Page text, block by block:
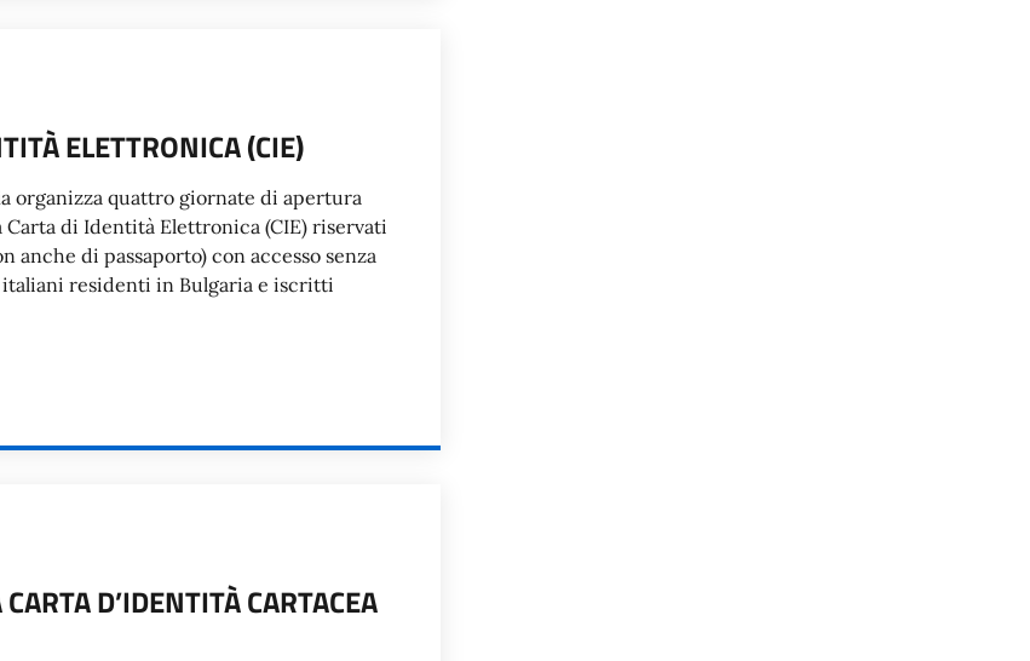
ELETTRONICA (CIE)
organizza quattro giornate di apertura
di Identità Elettronica (CIE) riservati
anche di passaporto) con accesso senza
residenti in Bulgaria e iscritti
D’IDENTITÀ CARTACEA